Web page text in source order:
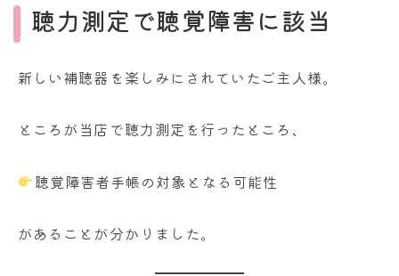
聴力測定で聴覚障害に該当
新しい補聴器を楽しみにされていたご主人様。
ところが当店で聴力測定を行ったところ、
聴覚障害者手帳の対象となる可能性
があることが分かりました。